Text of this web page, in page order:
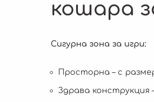
кошара
Сигурна зона за игри:
Просторна – с
Здрава